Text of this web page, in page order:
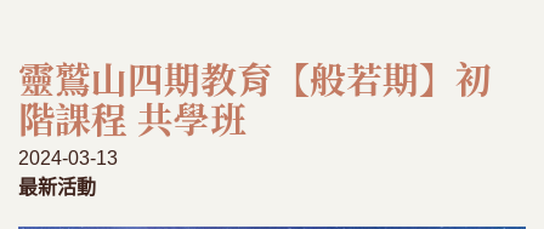
靈鷲山四期教育【般若期】初
階課程 共學班
2024-03-13
最新活動